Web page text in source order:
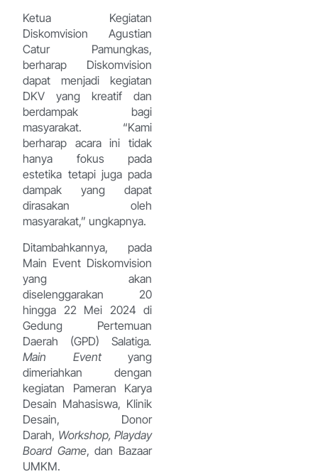
Ketua Kegiatan
Diskomvision Agustian
Catur Pamungkas,
berharap Diskomvision
dapat menjadi kegiatan
DKV yang kreatif dan
berdampak bagi
masyarakat. “Kami
berharap acara ini tidak
hanya fokus pada
estetika tetapi juga pada
dampak yang dapat
dirasakan oleh
masyarakat,” ungkapnya.
Ditambahkannya, pada
Main Event Diskomvision
yang akan
diselenggarakan 20
hingga 22 Mei 2024 di
Gedung Pertemuan
Daerah (GPD) Salatiga.
Main Eventyang
dimeriahkan dengan
kegiatan Pameran Karya
Desain Mahasiswa, Klinik
Desain, Donor
Darah, Workshop, Playday
Board Game, dan Bazaar
UMKM.